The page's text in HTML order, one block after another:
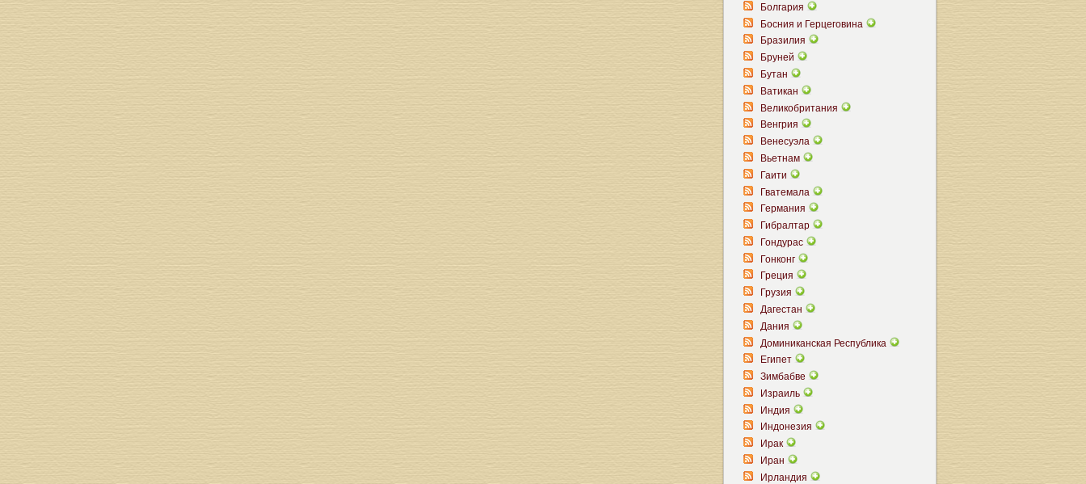
Болгария
Босния и Герцеговина
Бразилия
Бруней
Бутан
Ватикан
Великобритания
Венгрия
Венесуэла
Вьетнам
Гаити
Гватемала
Германия
Гибралтар
Гондурас
Гонконг
Греция
Грузия
Дагестан
Дания
Доминиканская Республика
Египет
Зимбабве
Израиль
Индия
Индонезия
Ирак
Иран
Ирландия